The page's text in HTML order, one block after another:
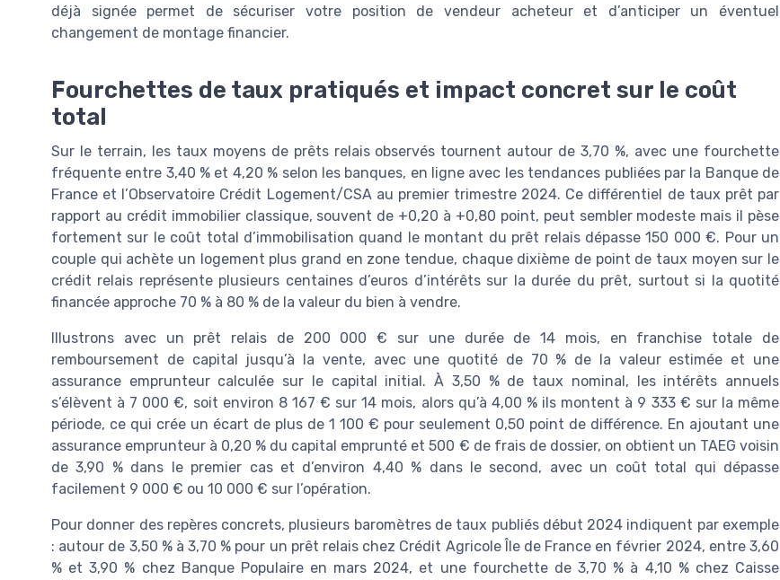
déjà signée permet de sécuriser votre position de vendeur acheteur et d’anticiper un éventuel
changement de montage financier.
Fourchettes de taux pratiqués et impact concret sur le coût
total
Sur le terrain, les taux moyens de prêts relais observés tournent autour de 3,70 %, avec une fourchette
fréquente entre 3,40 % et 4,20 % selon les banques, en ligne avec les tendances publiées par la Banque de
France et l’Observatoire Crédit Logement/CSA au premier trimestre 2024. Ce différentiel de taux prêt par
rapport au crédit immobilier classique, souvent de +0,20 à +0,80 point, peut sembler modeste mais il pèse
fortement sur le coût total d’immobilisation quand le montant du prêt relais dépasse 150 000 €. Pour un
couple qui achète un logement plus grand en zone tendue, chaque dixième de point de taux moyen sur le
crédit relais représente plusieurs centaines d’euros d’intérêts sur la durée du prêt, surtout si la quotité
financée approche 70 % à 80 % de la valeur du bien à vendre.
Illustrons avec un prêt relais de 200 000 € sur une durée de 14 mois, en franchise totale de
remboursement de capital jusqu’à la vente, avec une quotité de 70 % de la valeur estimée et une
assurance emprunteur calculée sur le capital initial. À 3,50 % de taux nominal, les intérêts annuels
s’élèvent à 7 000 €, soit environ 8 167 € sur 14 mois, alors qu’à 4,00 % ils montent à 9 333 € sur la même
période, ce qui crée un écart de plus de 1 100 € pour seulement 0,50 point de différence. En ajoutant une
assurance emprunteur à 0,20 % du capital emprunté et 500 € de frais de dossier, on obtient un TAEG voisin
de 3,90 % dans le premier cas et d’environ 4,40 % dans le second, avec un coût total qui dépasse
facilement 9 000 € ou 10 000 € sur l’opération.
Pour donner des repères concrets, plusieurs baromètres de taux publiés début 2024 indiquent par exemple
: autour de 3,50 % à 3,70 % pour un prêt relais chez Crédit Agricole Île de France en février 2024, entre 3,60
% et 3,90 % chez Banque Populaire en mars 2024, et une fourchette de 3,70 % à 4,10 % chez Caisse